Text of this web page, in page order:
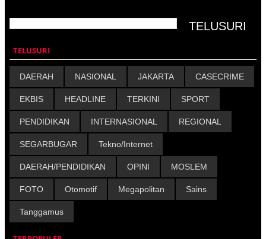
TELUSURI
DAERAH NASIONAL JAKARTA CASECRIME
EKBIS HEADLINE TERKINI SPORT
PENDIDIKAN INTERNASIONAL REGIONAL
SEGARBUGAR Tekno/Internet
DAERAH/PENDIDIKAN OPINI MOSLEM
FOTO Otomotif Megapolitan Sains
Tanggamus